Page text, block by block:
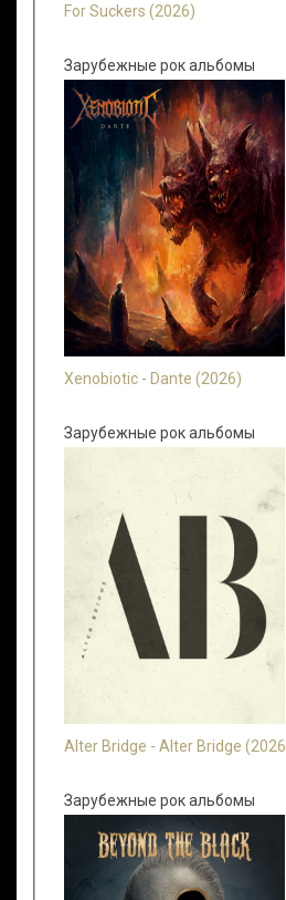
For Suckers (2026)
Зарубежные рок альбомы
Xenobiotic - Dante (2026)
Зарубежные рок альбомы
Alter Bridge - Alter Bridge
Зарубежные рок альбомы